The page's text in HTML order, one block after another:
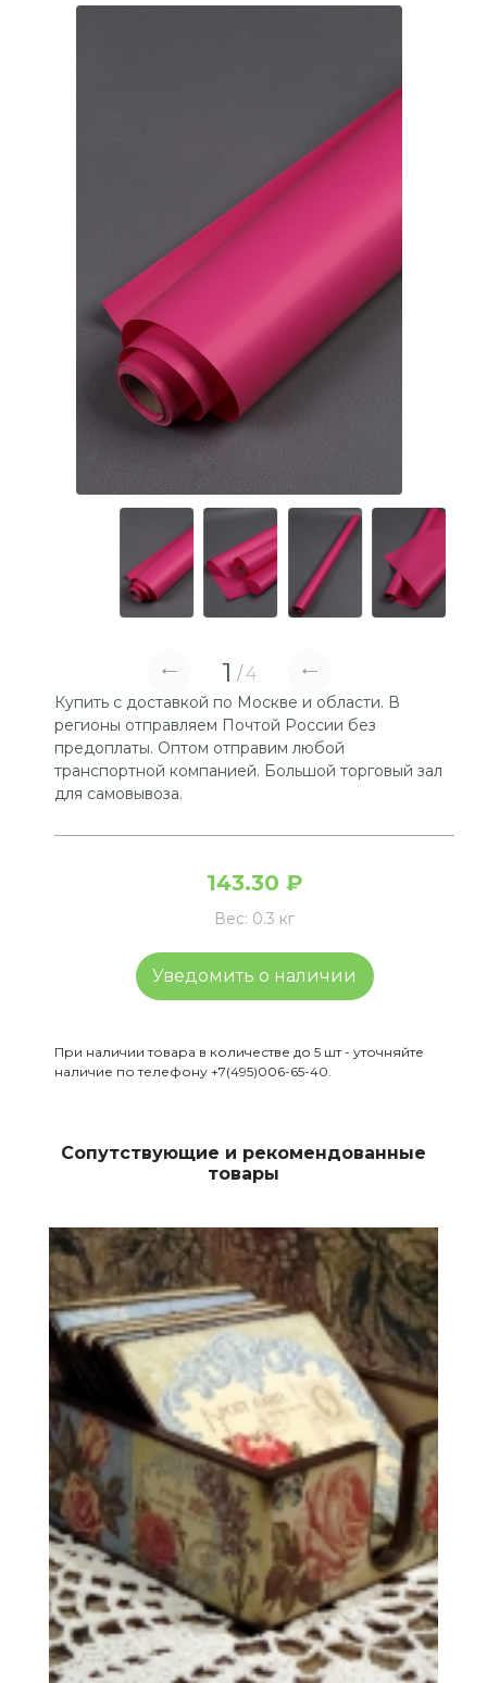
1 4
Купить с доставкой по Москве и области. В
регионы отправляем Почтой России без
предоплаты. Оптом отправим любой
транспортной компанией. Большой торговый зал
для самовывоза.
143.30 ₽
Вес: 0.3 кг
Уведомить о наличии
При наличии товара в количестве до 5 шт - уточняйте
наличие по телефону +7(495)006-65-40.
Сопутствующие и рекомендованные
товары